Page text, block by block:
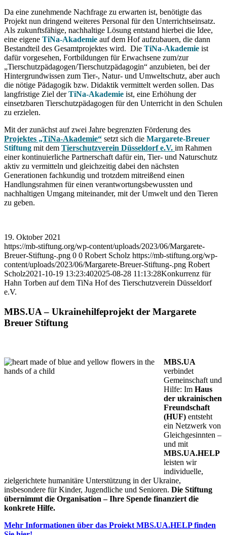
Da eine zunehmende Nachfrage zu erwarten ist, benötigte das
Projekt nun dringend weiteres Personal für den Unterrichtseinsatz.
Als zukunftsfähige, nachhaltige Lösung entstand hierbei die Idee,
eine eigene TiNa-Akademie auf dem Hof aufzubauen, die dann
Bestandteil des Gesamtprojektes wird. Die TiNa-Akademie ist
dafür vorgesehen, Fortbildungen für Erwachsene zum/zur
„Tierschutzpädagogen/Tierschutzpädagogin“ anzubieten, bei der
Hintergrundwissen zum Tier-, Natur- und Umweltschutz, aber auch
die nötige Pädagogik bzw. Didaktik vermittelt werden sollen. Das
langfristige Ziel derTiNa-Akademie ist, eine Erhöhung der
einsetzbaren Tierschutzpädagogen für den Unterricht in den Schulen
zu erzielen.
Mit der zunächst auf zwei Jahre begrenzten Förderung des
Projektes „TiNa-Akademie“ setzt sich die Margarete-Breuer
Stiftung mit dem Tierschutzverein Düsseldorf e.V. im Rahmen
einer kontinuierliche Partnerschaft dafür ein, Tier- und Naturschutz
aktiv zu vermitteln und gleichzeitig dabei den nächsten
Generationen fachkundig und trotzdem mitreißend einen
Handlungsrahmen für einen verantwortungsbewussten und
nachhaltigen Umgang miteinander, mit der Umwelt und den Tieren
zu geben.
19. Oktober 2021
https://mb-stiftung.org/wp-content/uploads/2023/06/Margarete-
Breuer-Stiftung-.png 0 0 Robert Scholz https://mb-stiftung.org/wp-
content/uploads/2023/06/Margarete-Breuer-Stiftung-.png Robert
Scholz2021-10-19 13:23:402025-08-28 11:13:28Konkurrenz für
Hahn Torben auf dem TiNa Hof des Tierschutzverein Düsseldorf
e.V.
MBS.UA – Ukrainehilfeprojekt der Margarete
Breuer Stiftung
MBS.UA
verbindet
Gemeinschaft und
Hilfe: Im Haus
der ukrainischen
Freundschaft
(HUF) entsteht
ein Netzwerk von
Gleichgesinnten –
und mit
MBS.UA.HELP
leisten wir
individuelle,
zielgerichtete humanitäre Unterstützung in der Ukraine,
insbesondere für Kinder, Jugendliche und Senioren. Die Stiftung
übernimmt die Organisation – Ihre Spende finanziert die
konkrete Hilfe.
Mehr Informationen über das Proiekt MBS.UA.HELP finden